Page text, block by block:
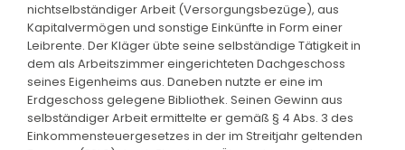
nichtselbständiger Arbeit (Versorgungsbezüge), aus
Kapitalvermögen und sonstige Einkünfte in Form einer
Leibrente. Der Kläger übte seine selbständige Tätigkeit in
dem als Arbeitszimmer eingerichteten Dachgeschoss
seines Eigenheims aus. Daneben nutzte er eine im
Erdgeschoss gelegene Bibliothek. Seinen Gewinn aus
selbständiger Arbeit ermittelte er gemäß § 4 Abs. 3 des
Einkommensteuergesetzes in der im Streitjahr geltenden